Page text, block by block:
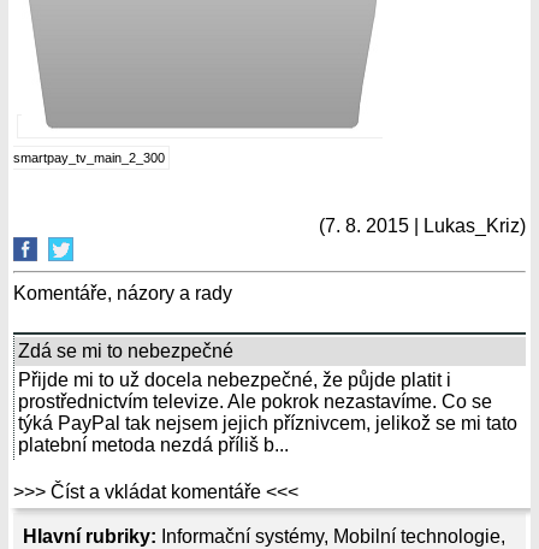
Hlavní rubriky: Informační systémy, Mobilní technologie,
smartpay_tv_main_2_300
(7. 8. 2015 | Lukas_Kriz)
Komentáře, názory a rady
Zdá se mi to nebezpečné
Přijde mi to už docela nebezpečné, že půjde platit i
prostřednictvím televize. Ale pokrok nezastavíme. Co se
týká PayPal tak nejsem jejich příznivcem, jelikož se mi tato
platební metoda nezdá příliš b...
>>> Číst a vkládat komentáře <<<